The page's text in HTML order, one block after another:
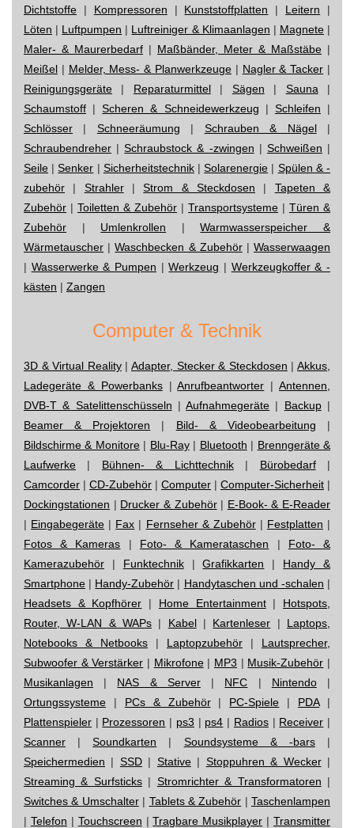
Dichtstoffe | Kompressoren | Kunststoffplatten | Leitern |
Löten | Luftpumpen | Luftreiniger & Klimaanlagen | Magnete|
Maler- & Maurerbedarf | Maßbänder, Meter & Maßstäbe |
Meißel | Melder, Mess- & Planwerkzeuge | Nagler & Tacker |
Reinigungsgeräte | Reparaturmittel| Sägen | Sauna |
Schaumstoff |Scheren & Schneidewerkzeug | Schleifen |
Schlösser | Schneeräumung | Schrauben & Nägel|
Schraubendreher |Schraubstock & -zwingen | Schweißen |
Seile |Senker | Sicherheitstechnik|Solarenergie | Spülen & -
zubehör | Strahler|Strom & Steckdosen | Tapeten &
Zubehör | Toiletten & Zubehör | Transportsysteme | Türen &
Zubehör | Umlenkrollen |Warmwasserspeicher &
Wärmetauscher |Waschbecken & Zubehör|Wasserwaagen
| Wasserwerke & Pumpen |Werkzeug | Werkzeugkoffer & -
kästen | Zangen
Computer & Technik
3D & Virtual Reality|Adapter, Stecker & Steckdosen |Akkus,
Ladegeräte & Powerbanks|Anrufbeantworter |Antennen,
DVB-T & Satelittenschüsseln |Aufnahmegeräte | Backup|
Beamer & Projektoren | Bild- & Videobearbeitung |
Bildschirme & Monitore| Blu-Ray| Bluetooth | Brenngeräte &
Laufwerke | Bühnen- & Lichttechnik| Bürobedarf|
Camcorder | CD-Zubehör | Computer | Computer-Sicherheit |
Dockingstationen | Drucker & Zubehör| E-Book- & E-Reader
| Eingabegeräte | Fax | Fernseher & Zubehör| Festplatten |
Fotos & Kameras | Foto- & Kamerataschen | Foto- &
Kamerazubehör | Funktechnik|Grafikkarten | Handy &
Smartphone | Handy-Zubehör | Handytaschen und -schalen |
Headsets & Kopfhörer | Home Entertainment| Hotspots,
Router, W-LAN & WAPs | Kabel| Kartenleser | Laptops,
Notebooks & Netbooks | Laptopzubehör | Lautsprecher,
Subwoofer & Verstärker | Mikrofone| MP3 | Musik-Zubehör |
Musikanlagen | NAS & Server| NFC | Nintendo|
Ortungssysteme | PCs & Zubehör| PC-Spiele | PDA|
Plattenspieler | Prozessoren | ps3 | ps4 | Radios| Receiver |
Scanner |Soundkarten | Soundsysteme & -bars|
Speichermedien | SSD| Stative| Stoppuhren & Wecker|
Streaming & Surfsticks| Stromrichter & Transformatoren |
Switches & Umschalter| Tablets & Zubehör | Taschenlampen
| Telefon | Touchscreen |Tragbare Musikplayer | Transmitter